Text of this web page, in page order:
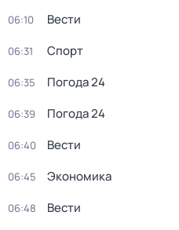
06:10 Вести
06:31 Спорт
06:35 Погода 24
06:39 Погода 24
06:40 Вести
06:45 Экономика
06:48 Вести